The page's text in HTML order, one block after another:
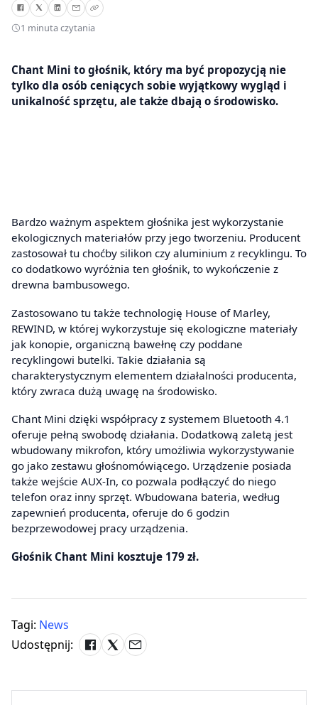
1 minuta czytania
Chant Mini to głośnik, który ma być propozycją nie
tylko dla osób ceniących sobie wyjątkowy wygląd i
unikalność sprzętu, ale także dbają o środowisko.
Bardzo ważnym aspektem głośnika jest wykorzystanie
ekologicznych materiałów przy jego tworzeniu. Producent
zastosował tu choćby silikon czy aluminium z recyklingu. To
co dodatkowo wyróżnia ten głośnik, to wykończenie z
drewna bambusowego.
Zastosowano tu także technologię House of Marley,
REWIND, w której wykorzystuje się ekologiczne materiały
jak konopie, organiczną bawełnę czy poddane
recyklingowi butelki. Takie działania są
charakterystycznym elementem działalności producenta,
który zwraca dużą uwagę na środowisko.
Chant Mini dzięki współpracy z systemem Bluetooth 4.1
oferuje pełną swobodę działania. Dodatkową zaletą jest
wbudowany mikrofon, który umożliwia wykorzystywanie
go jako zestawu głośnomówiącego. Urządzenie posiada
także wejście AUX-In, co pozwala podłączyć do niego
telefon oraz inny sprzęt. Wbudowana bateria, według
zapewnień producenta, oferuje do 6 godzin
bezprzewodowej pracy urządzenia.
Głośnik Chant Mini kosztuje 179 zł.
Tagi: News
Udostępnij: